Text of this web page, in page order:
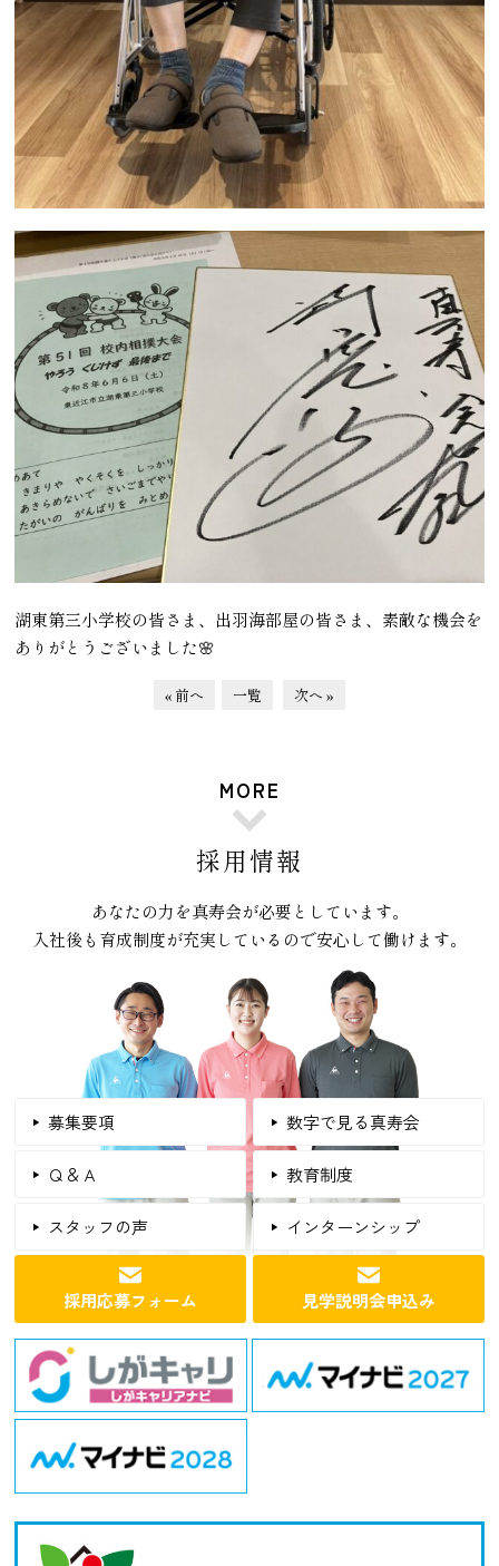
湖東第三小学校の皆さま、出羽海部屋の皆さま、素敵な機会を
ありがとうございました🌸
« 前へ 一覧 次へ »
MORE
採用情報
あなたの力を真寿会が必要としています。
入社後も育成制度が充実しているので安心して働けます。
募集要項 数字で見る真寿会
Ｑ＆Ａ 教育制度
スタッフの声 インターンシップ
採用応募フォーム 見学説明会申込み